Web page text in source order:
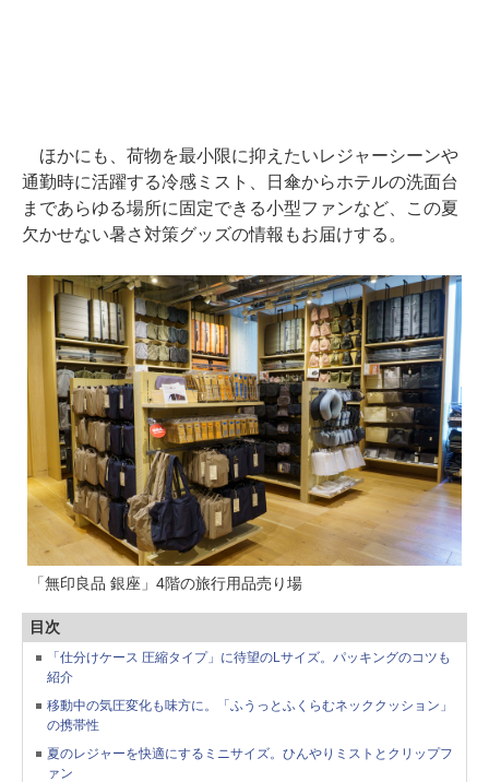
ほかにも、荷物を最小限に抑えたいレジャーシーンや
通勤時に活躍する冷感ミスト、日傘からホテルの洗面台
まであらゆる場所に固定できる小型ファンなど、この夏
欠かせない暑さ対策グッズの情報もお届けする。
「無印良品 銀座」4階の旅行用品売り場
目次
「仕分けケース 圧縮タイプ」に待望のLサイズ。パッキングのコツも
紹介
移動中の気圧変化も味方に。「ふうっとふくらむネッククッション」
の携帯性
夏のレジャーを快適にするミニサイズ。ひんやりミストとクリップフ
ァン